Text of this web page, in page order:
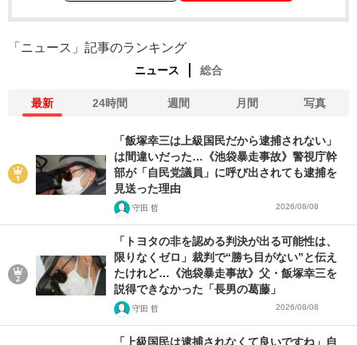
「ニュース」記事のランキング
ニュース 総合
最新 24時間 週間 月間 写真
「飯塚幸三は上級国民だから逮捕されない」
は間違いだった…《池袋暴走事故》警視庁幹
部が「自民党議員」に呼び出されても逮捕を
見送った理由
守田 哲 2026/08/08
「トヨタの非を認める判決が出る可能性は、
限りなくゼロ」裁判で“勝ち目がない”と伝え
たけれど…《池袋暴走事故》父・飯塚幸三を
説得できなかった「長男の葛藤」
守田 哲 2026/08/08
「上級国民は逮捕されなくて良いですね」自